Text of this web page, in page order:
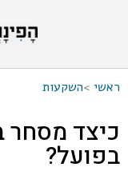
ראשי >השקעות
כיצד מסחר
בפועל?